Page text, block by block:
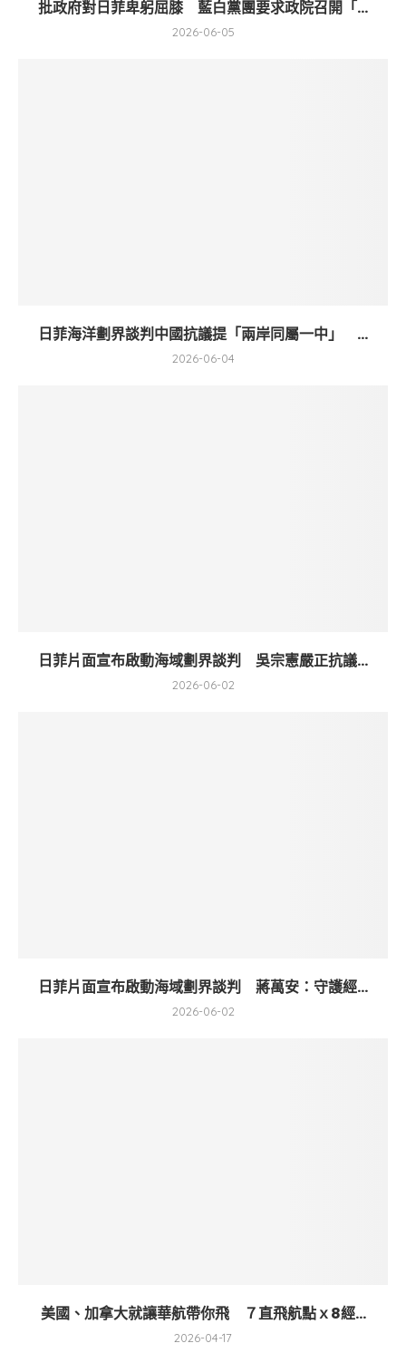
批政府對日菲卑躬屈膝 藍白黨團要求政院召開「...
2026-06-05
日菲海洋劃界談判中國抗議提「兩岸同屬一中」 ...
2026-06-04
日菲片面宣布啟動海域劃界談判 吳宗憲嚴正抗議...
2026-06-02
日菲片面宣布啟動海域劃界談判 蔣萬安：守護經...
2026-06-02
美國、加拿大就讓華航帶你飛 ７直飛航點ｘ8經...
2026-04-17